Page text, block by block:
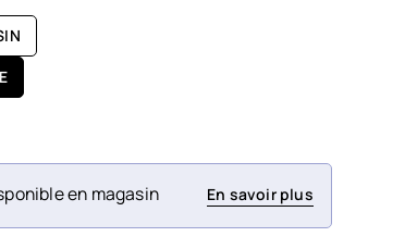
en magasin En savoir plus